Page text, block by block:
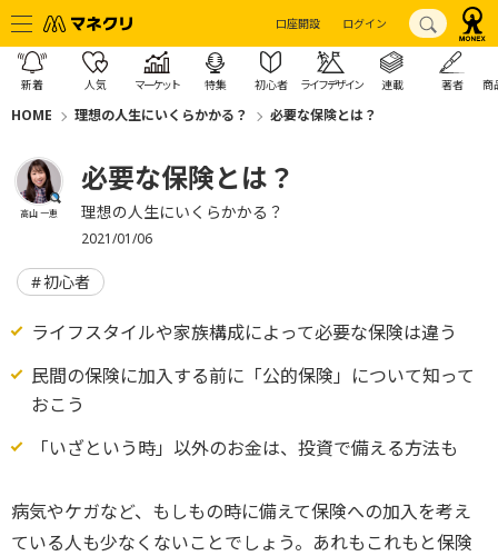
口座開設 ログイン
新着 人気 マーケット 特集 初心者 ライフデザイン 連載 著者 商
HOME 理想の人生にいくらかかる？ 必要な保険とは？
高山 一恵
必要な保険とは？
理想の人生にいくらかかる？
2021/01/06
初心者
ライフスタイルや家族構成によって必要な保険は違う
民間の保険に加入する前に「公的保険」について知って
おこう
「いざという時」以外のお金は、投資で備える方法も
病気やケガなど、もしもの時に備えて保険への加入を考え
ている人も少なくないことでしょう。あれもこれもと保険